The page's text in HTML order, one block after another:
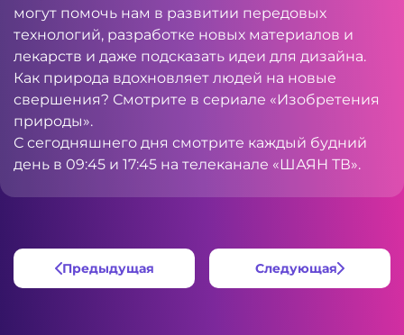
могут помочь нам в развитии передовых
технологий, разработке новых материалов и
лекарств и даже подсказать идеи для дизайна.
Как природа вдохновляет людей на новые
свершения? Смотрите в сериале «Изобретения
природы».
С сегодняшнего дня смотрите каждый будний
день в 09:45 и 17:45 на телеканале «ШАЯН ТВ».
Предыдущая Следующая